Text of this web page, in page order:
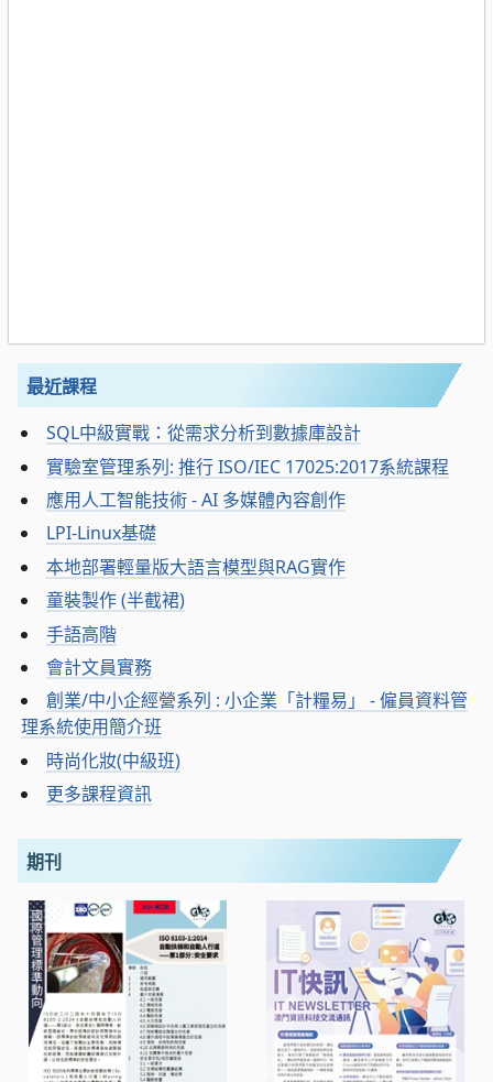
最近課程
SQL中級實戰：從需求分析到數據庫設計
實驗室管理系列: 推行 ISO/IEC 17025:2017系統課程
應用人工智能技術 - AI 多媒體內容創作
LPI-Linux基礎
本地部署輕量版大語言模型與RAG實作
童裝製作 (半截裙)
手語高階
會計文員實務
創業/中小企經營系列 : 小企業「計糧易」 - 僱員資料管
理系統使用簡介班
時尚化妝(中級班)
更多課程資訊
期刊